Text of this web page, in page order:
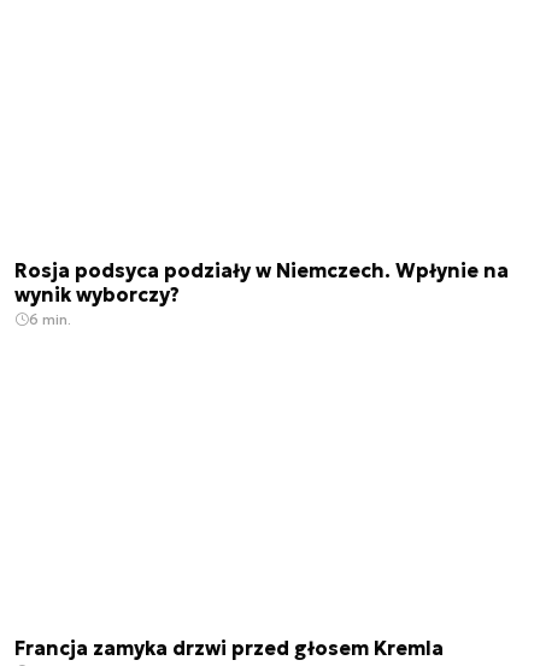
Rosja podsyca podziały w Niemczech. Wpłynie na
wynik wyborczy?
6 min.
Francja zamyka drzwi przed głosem Kremla